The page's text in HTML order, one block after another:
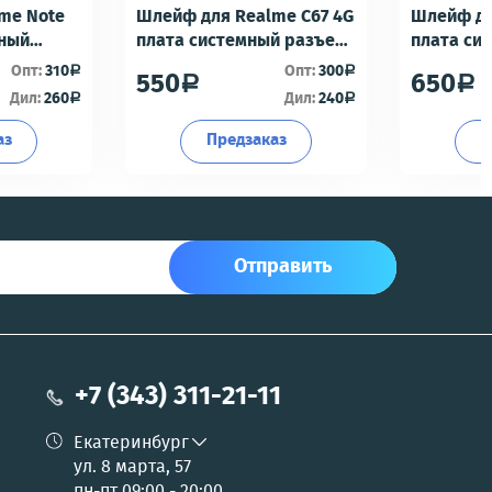
Note
-
Опт:310a
Дил:260a
Шлейф для Realme C67 4G
плата системный разъем/
разъем гарнитуры/
микрофон - Премиум
550a Опт:300a
Дил:240a
Предзаказ
Шлейф
плата
650a
Отправить
+7 (343) 311-21-11
Екатеринбург
ул. 8 марта, 57